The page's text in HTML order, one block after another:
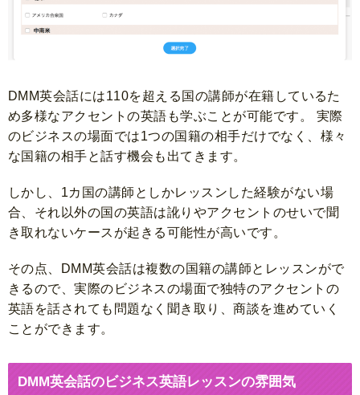
DMM英会話には110を超える国の講師が在籍しているた
め多様なアクセントの英語も学ぶことが可能です。 実際
のビジネスの場面では1つの国籍の相手だけでなく、様々
な国籍の相手と話す機会も出てきます。
しかし、1カ国の講師としかレッスンした経験がない場
合、それ以外の国の英語は訛りやアクセントのせいで聞
き取れないケースが起きる可能性が高いです。
その点、DMM英会話は複数の国籍の講師とレッスンがで
きるので、実際のビジネスの場面で独特のアクセントの
英語を話されても問題なく聞き取り、商談を進めていく
ことができます。
DMM英会話のビジネス英語レッスンの雰囲気